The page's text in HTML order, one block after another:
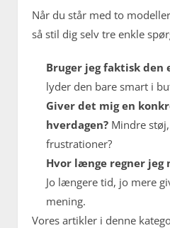
Når du står med to
så stil dig selv tre enkle
Bruger jeg faktisk den
lyder den bare smart i
Giver det mig en
hverdagen? Mindre
frustrationer?
Hvor længe regner jeg
Jo længere tid, jo mere
mening.
Vores artikler i denne